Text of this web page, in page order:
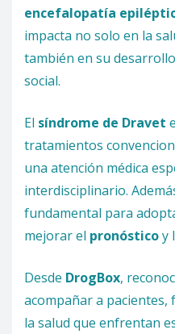
encefalopatía
impacta no solo en la
también en su
social.
El síndrome de Dravet
tratamientos
una atención médica
interdisciplinario.
fundamental para
mejorar el pronósticoy
Desde DrogBox,
acompañar a pacientes,
la salud que enfrentan